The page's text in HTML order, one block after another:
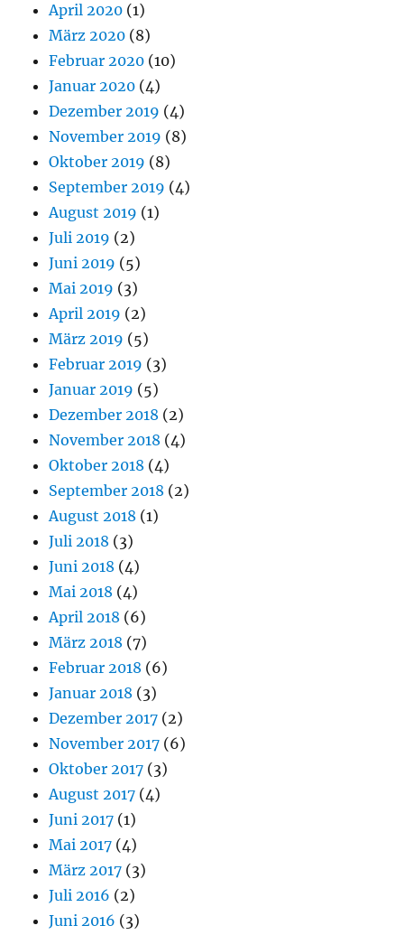
April 2020 (1)
März 2020 (8)
Februar 2020 (10)
Januar 2020 (4)
Dezember 2019 (4)
November 2019 (8)
Oktober 2019 (8)
September 2019 (4)
August 2019 (1)
Juli 2019 (2)
Juni 2019 (5)
Mai 2019 (3)
April 2019 (2)
März 2019 (5)
Februar 2019 (3)
Januar 2019 (5)
Dezember 2018 (2)
November 2018 (4)
Oktober 2018 (4)
September 2018 (2)
August 2018 (1)
Juli 2018 (3)
Juni 2018 (4)
Mai 2018 (4)
April 2018 (6)
März 2018 (7)
Februar 2018 (6)
Januar 2018 (3)
Dezember 2017 (2)
November 2017 (6)
Oktober 2017 (3)
August 2017 (4)
Juni 2017 (1)
Mai 2017 (4)
März 2017 (3)
Juli 2016 (2)
Juni 2016 (3)